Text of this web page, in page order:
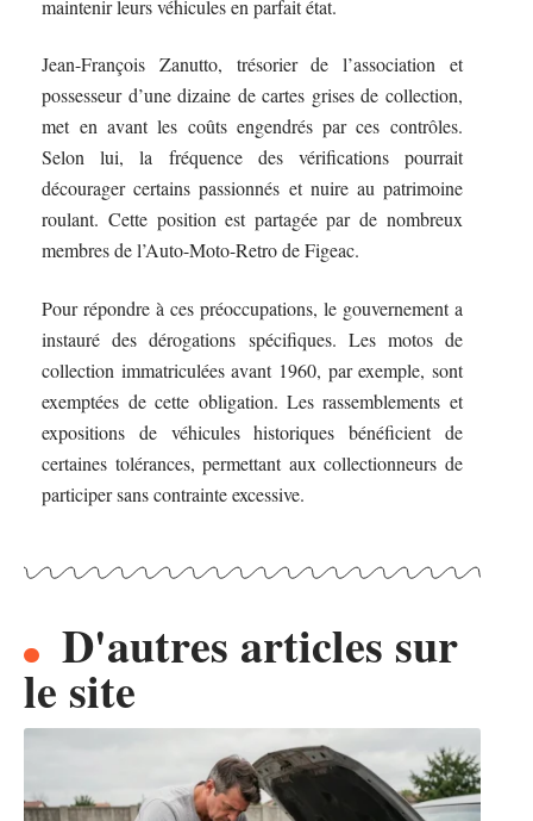
maintenir leurs véhicules en parfait état.
Jean-François Zanutto, trésorier de l’association et
possesseur d’une dizaine de cartes grises de collection,
met en avant les coûts engendrés par ces contrôles.
Selon lui, la fréquence des vérifications pourrait
décourager certains passionnés et nuire au patrimoine
roulant. Cette position est partagée par de nombreux
membres de l’Auto-Moto-Retro de Figeac.
Pour répondre à ces préoccupations, le gouvernement a
instauré des dérogations spécifiques. Les motos de
collection immatriculées avant 1960, par exemple, sont
exemptées de cette obligation. Les rassemblements et
expositions de véhicules historiques bénéficient de
certaines tolérances, permettant aux collectionneurs de
participer sans contrainte excessive.
D'autres articles sur
le site